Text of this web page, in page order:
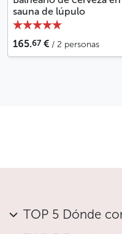
sauna de lúpulo
165.67 € / 2 personas
TOP 5 Dónde